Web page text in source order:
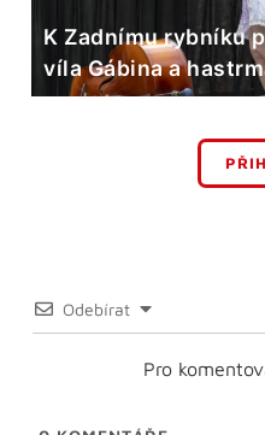
K Zadnímu rybníku
víla Gábina a
Odebírat
Pro